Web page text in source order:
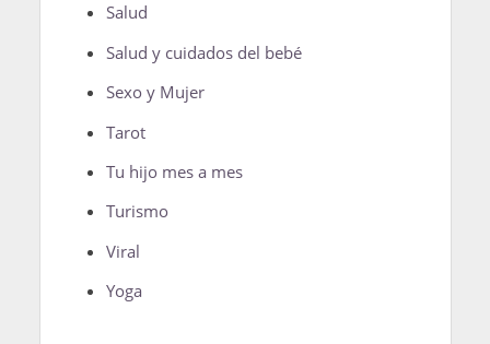
Salud
Salud y cuidados del bebé
Sexo y Mujer
Tarot
Tu hijo mes a mes
Turismo
Viral
Yoga